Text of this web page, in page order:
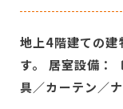
地上4階建ての
す。 居室設備：
具／カーテン／ナ